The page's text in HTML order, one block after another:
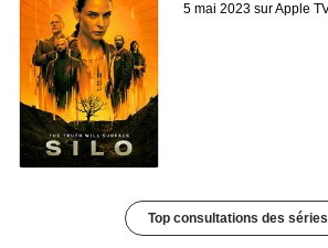
5 mai 2023 sur Apple
Top consultations des